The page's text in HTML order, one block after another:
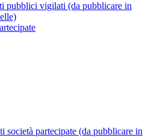
pubblici vigilati (da pubblicare in
società partecipate (da pubblicare in